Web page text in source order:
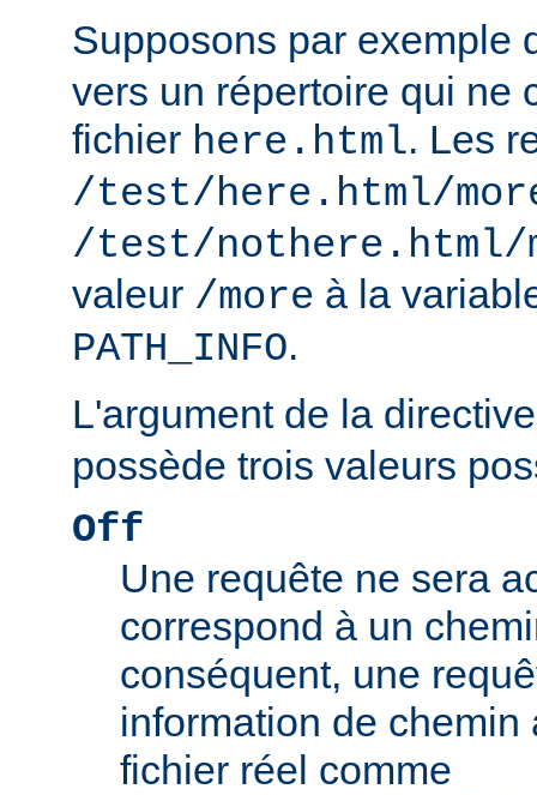
Supposons par exemple
vers un répertoire qui ne
fichier here.html. Les
/test/here.html/
/test/nothere.html/
valeur /more à la
PATH_INFO.
L'argument de la
possède trois valeurs
Off
Une requête ne sera
correspond à un
conséquent, une
information de chemin
fichier réel comme